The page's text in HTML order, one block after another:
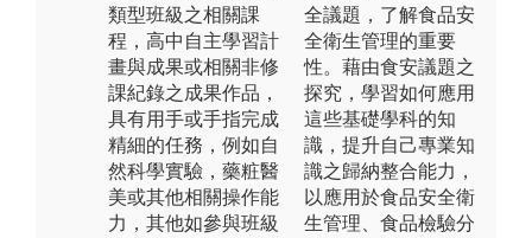
類型班級之相關課
程，高中自主學習計
畫與成果或相關非修
課紀錄之成果作品，
具有用手或手指完成
精細的任務，例如自
然科學實驗，藥粧醫
美或其他相關操作能
力，其他如參與班級
全議題，了解食品安
全衛生管理的重要
性。藉由食安議題之
探究，學習如何應用
這些基礎學科的知
識，提升自己專業知
識之歸納整合能力，
以應用於食品安全衛
生管理、食品檢驗分